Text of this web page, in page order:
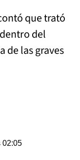
que trató
del
de las graves
02:05